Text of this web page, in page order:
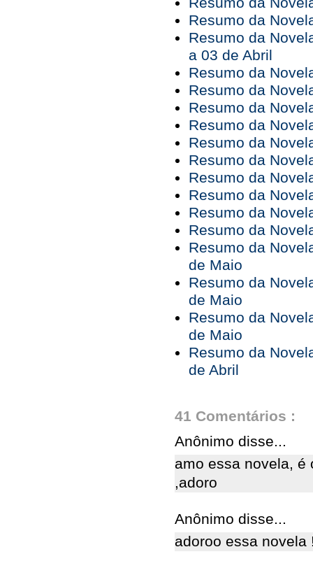
Resumo da
Resumo da
a 03 de Abril
Resumo da
Resumo da
Resumo da
Resumo da
Resumo da
Resumo da
Resumo da
Resumo da
Resumo da
Resumo da
Resumo da
de Maio
Resumo da
de Maio
Resumo da
de Maio
Resumo da
de Abril
41 Comentários :
Anônimo disse...
amo essa novela, é
,adoro
Anônimo disse...
adoroo essa novela